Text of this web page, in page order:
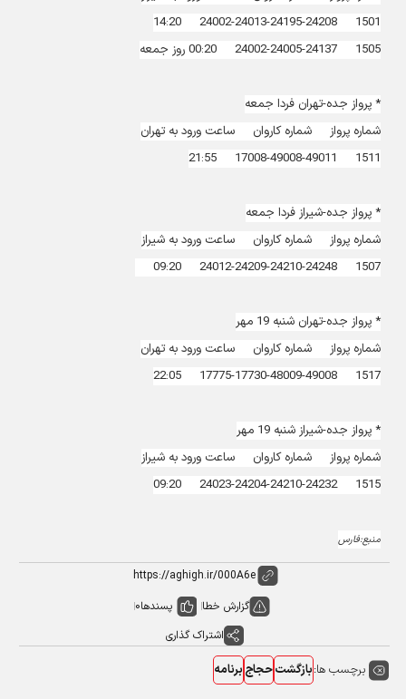
1501 24002-24013-24195-24208 14:20
1505 24002-24005-24137 00:20 روز جمعه
* پرواز جده-تهران فردا جمعه
شماره پرواز شماره کاروان ساعت ورود به تهران
1511 17008-49008-49011 21:55
* پرواز جده-شیراز فردا جمعه
شماره پرواز شماره کاروان ساعت ورود به شیراز
1507 24012-24209-24210-24248 09:20
* پرواز جده-تهران شنبه 19 مهر
شماره پرواز شماره کاروان ساعت ورود به تهران
1517 17775-17730-48009-49008 22:05
* پرواز جده-شیراز شنبه 19 مهر
شماره پرواز شماره کاروان ساعت ورود به شیراز
1515 24023-24204-24210-24232 09:20
منبع:فارس
گزارش خطا پسندها0
اشتراک گذاری
برچسب ها:بازگشتحجاجبرنامه